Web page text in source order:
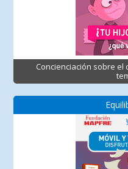
Concienciación sobre